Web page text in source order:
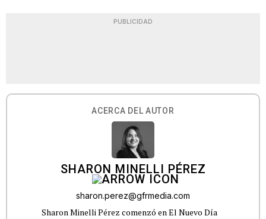
PUBLICIDAD
ACERCA DEL AUTOR
SHARON MINELLI PÉREZ
sharon.perez@gfrmedia.com
Sharon Minelli Pérez comenzó en El Nuevo Día